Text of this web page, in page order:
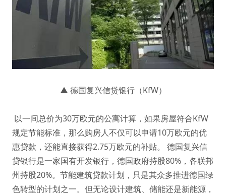
▲ 德国复兴信贷银行（KfW）
以一间总价为30万欧元的公寓计算，如果房屋符合KfW
规定节能标准，那么购房人不仅可以申请10万欧元的优
惠贷款，还能直接获得2.75万欧元的补贴。 德国复兴信
贷银行是一家国有开发银行，德国政府持股80%，各联邦
州持股20%。节能建筑贷款计划，只是其众多推进德国绿
色转型的计划之一。但无论设计建筑、储能还是新能源，